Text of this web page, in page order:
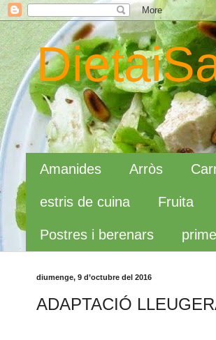
Amanides Arròs
estris de cuina Fruita
Postres i berenars
diumenge, 9 d’octubre del 2016
ADAPTACIÓ